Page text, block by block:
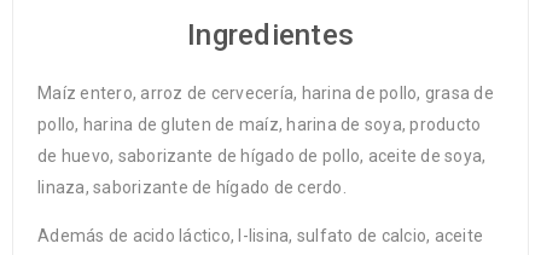
Ingredientes
Maíz entero, arroz de cervecería, harina de pollo, grasa de
pollo, harina de gluten de maíz, harina de soya, producto
de huevo, saborizante de hígado de pollo, aceite de soya,
linaza, saborizante de hígado de cerdo.
Además de acido láctico, l-lisina, sulfato de calcio, aceite